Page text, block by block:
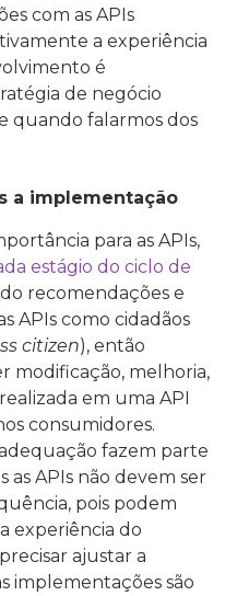
com as APIs
a experiência
é
de negócio
quando falarmos dos
a implementação
para as APIs,
estágio do ciclo de
recomendações e
APIs como cidadãos
citizen), então
modificação, melhoria,
em uma API
consumidores.
fazem parte
as APIs não devem ser
pois podem
experiência do
ajustar a
implementações são